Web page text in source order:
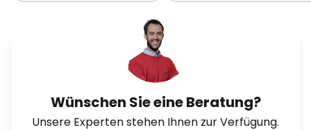
Wünschen Sie eine Beratung?
Unsere Experten stehen Ihnen zur Verfügung.